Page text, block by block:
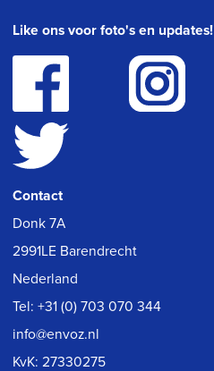
Like ons voor foto's en updates!
Contact
Donk 7A
2991LE Barendrecht
Nederland
Tel:+31 (0) 703 070 344
info@envoz.nl
KvK: 27330275